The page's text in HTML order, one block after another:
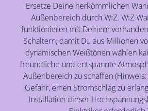
Ersetze Deine herkömmlichen
Außenbereich durch WiZ. WiZ
funktionieren mit Deinem
Schaltern, damit Du aus Millionen
dynamischen Weißtönen wählen
freundliche und entspannte
Außenbereich zu schaffen
Gefahr, einen Stromschlag zu
Installation dieser